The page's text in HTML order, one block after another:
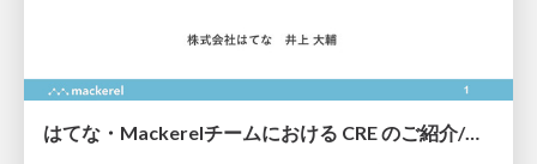
はてな・Mackerelチームにおける CRE のご紹介/mackerel-jtt